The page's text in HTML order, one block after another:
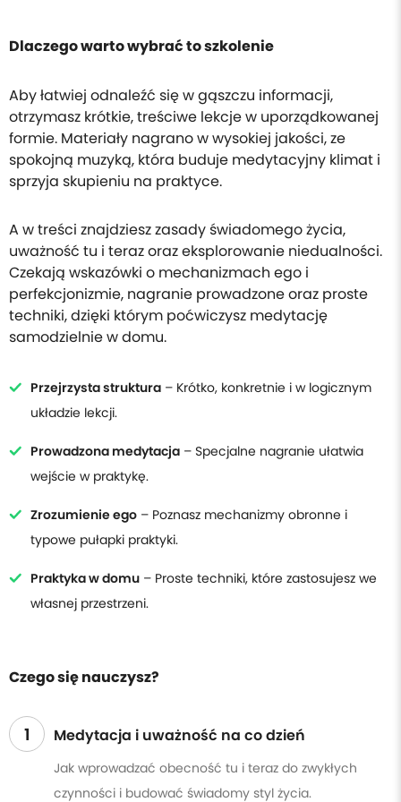
Dlaczego warto wybrać to szkolenie
Aby łatwiej odnaleźć się w gąszczu informacji,
otrzymasz krótkie, treściwe lekcje w uporządkowanej
formie. Materiały nagrano w wysokiej jakości, ze
spokojną muzyką, która buduje medytacyjny klimat i
sprzyja skupieniu na praktyce.
A w treści znajdziesz zasady świadomego życia,
uważność tu i teraz oraz eksplorowanie niedualności.
Czekają wskazówki o mechanizmach ego i
perfekcjonizmie, nagranie prowadzone oraz proste
techniki, dzięki którym poćwiczysz medytację
samodzielnie w domu.
Przejrzysta struktura – Krótko, konkretnie i w logicznym
układzie lekcji.
Prowadzona medytacja – Specjalne nagranie ułatwia
wejście w praktykę.
Zrozumienie ego – Poznasz mechanizmy obronne i
typowe pułapki praktyki.
Praktyka w domu – Proste techniki, które zastosujesz we
własnej przestrzeni.
Czego się nauczysz?
1 Medytacja i uważność na co dzień
Jak wprowadzać obecność tu i teraz do zwykłych
czynności i budować świadomy styl życia.